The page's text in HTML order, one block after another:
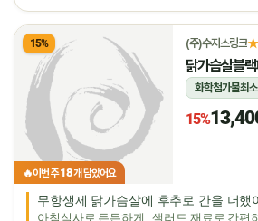
15%
🔥이번 주18개 담았어요
(주)수지스링크★
닭가슴살블
화학첨가물최
15%
무항생제 닭가슴살에 후추로 간을 더했
아침식사로 든든하게 , 샐러드 재료로 간편